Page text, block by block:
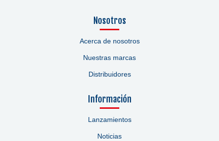
Nosotros
Acerca de nosotros
Nuestras marcas
Distribuidores
Información
Lanzamientos
Noticias